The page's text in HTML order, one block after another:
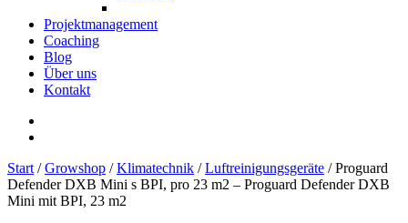
Projektmanagement
Coaching
Blog
Über uns
Kontakt
Start /Growshop /Klimatechnik /Luftreinigungsgeräte / Proguard
Defender DXB Mini s BPI, pro 23 m2 – Proguard Defender DXB
Mini mit BPI, 23 m2